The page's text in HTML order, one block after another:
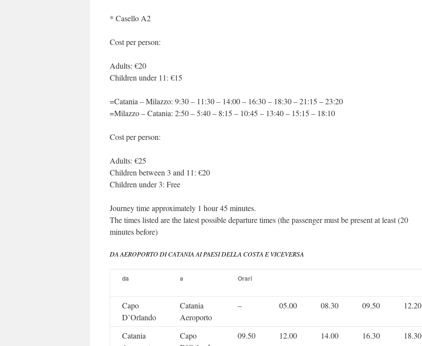
* Casello A2
Cost per person:
Adults: €20
Children under 11: €15
=Catania – Milazzo: 9:30 – 11:30 – 14:00 – 16:30 – 18:30 – 21:15 – 23:20
=Milazzo – Catania: 2:50 – 5:40 – 8:15 – 10:45 – 13:40 – 15:15 – 18:10
Cost per person:
Adults: €25
Children between 3 and 11: €20
Children under 3: Free
Journey time approximately 1 hour 45 minutes.
The times listed are the latest possible departure times (the passenger must be present at least (20
minutes before)
DA AEROPORTO DI CATANIA AI PAESI DELLA COSTA E VICEVERSA
da a Orari
Capo
D’Orlando
Catania
Aeroporto
– 05.00 08.30 09.50 12.20
Catania
Capo
09.50 12.00 14.00 16.30 18.30